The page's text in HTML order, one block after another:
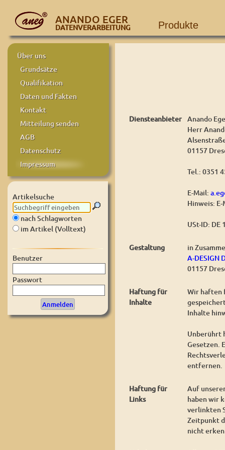
ANANDO EGER
DATENVERARBEITUNG Produkte
Über uns
Grundsätze
Qualifikation
Daten und Fakten
Kontakt
Mitteilung senden
AGB
Datenschutz
Impressum
Artikelsuche
nach Schlagworten
im Artikel (Volltext)
Benutzer
Passwort
Diensteanbieter Anando
Herr
01157
Tel.: 0351
E-Mail:
Hinweis:
USt-ID: DE
Gestaltung
in
A-DESIGN
01157
Haftung für
Inhalte
Wir haften
Inhalte
Unberührt
Gesetzen.
entfernen.
Haftung für
Links
Auf
haben wir
verlinkten
Zeitpunkt
nicht